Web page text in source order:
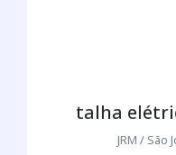
talha
JRM / São